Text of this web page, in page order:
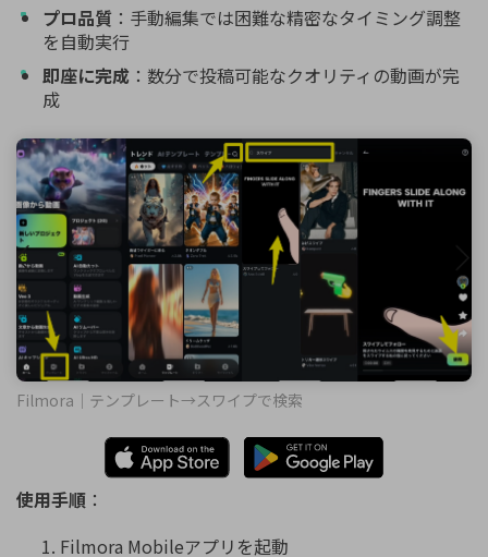
プロ品質 ：手動編集では困難な精密なタイミング調整
を自動実行
即座に完成 ：数分で投稿可能なクオリティの動画が完
成
Filmora｜テンプレート→スワイプで検索
使用手順 ：
Filmora Mobileアプリを起動